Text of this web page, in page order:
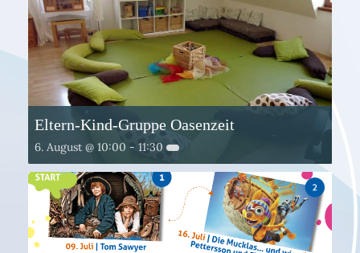
Eltern-Kind-Gruppe Oasenzeit
6. August @ 10:00 - 11:30